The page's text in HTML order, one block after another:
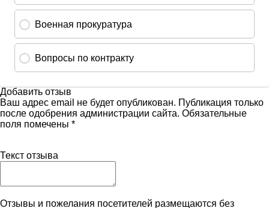
Добавить отзыв
Ваш адрес email не будет опубликован. Публикация только
после одобрения администрации сайта. Обязательные
поля помечены *
Текст отзыва
Отзывы и пожелания посетителей размещаются без